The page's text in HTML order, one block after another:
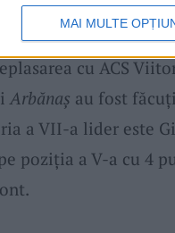
MAI MULTE
etape,Progresul
cu ACS
Arbănaș au fost
a VII-a lider este
poziția a V-a cu 4